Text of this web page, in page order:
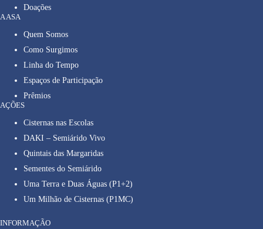
Doações
A ASA
Quem Somos
Como Surgimos
Linha do Tempo
Espaços de Participação
Prêmios
AÇÕES
Cisternas nas Escolas
DAKI – Semiárido Vivo
Quintais das Margaridas
Sementes do Semiárido
Uma Terra e Duas Águas (P1+2)
Um Milhão de Cisternas (P1MC)
INFORMAÇÃO